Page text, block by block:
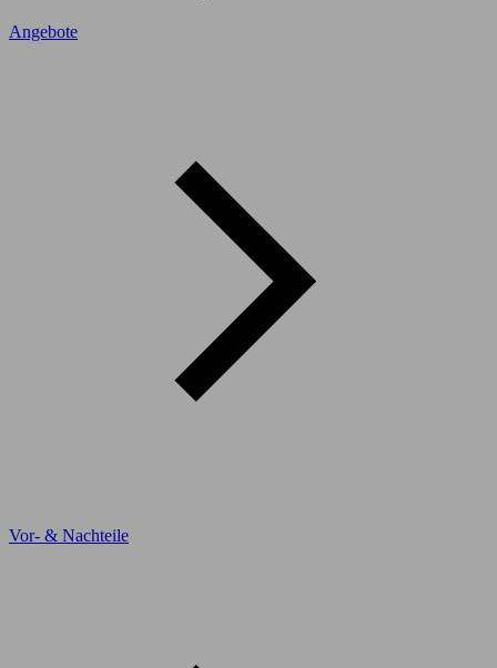
Angebote
Vor- & Nachteile